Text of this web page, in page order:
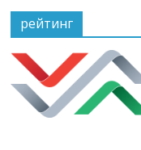
рейтинг